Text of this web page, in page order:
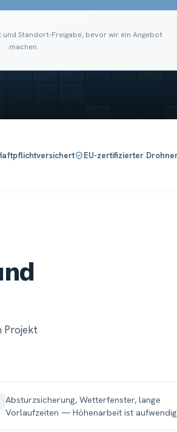
Standort-Freigabe, bevor wir ein Angebot
machen.
EU-zertifizierter
Projekt
Absturzsicherung, Wetterfenster, lange
Vorlaufzeiten — Höhenarbeit ist